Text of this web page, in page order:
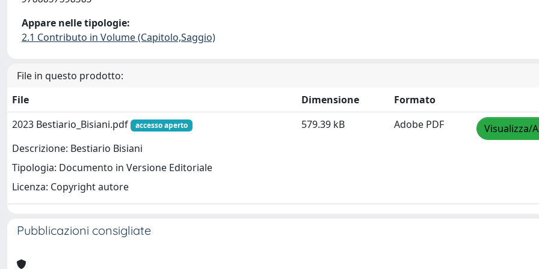
Appare nelle tipologie:
2.1 Contributo in Volume (Capitolo,Saggio)
File in questo prodotto:
File
Dimensione
Formato
2023 Bestiario_Bisiani.pdf
accesso aperto
Descrizione: Bestiario Bisiani
Tipologia: Documento in Versione Editoriale
Licenza: Copyright autore
579.39 kB Adobe PDF Visualizza/
Pubblicazioni consigliate